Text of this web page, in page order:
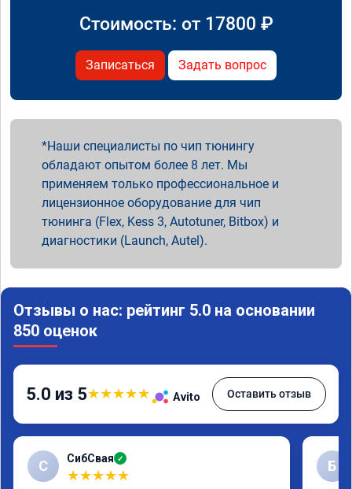
Стоимость: от 17800 ₽
Записаться Задать вопрос
Наши специалисты по чип тюнингу
обладают опытом более 8 лет. Мы
применяем только профессиональное и
лицензионное оборудование для чип
тюнинга (Flex, Kess 3, Autotuner, Bitbox) и
диагностики (Launch, Autel).
Отзывы о нас: рейтинг 5.0 на основании
850 оценок
5.0 из 5★★★★★ Avito Оставить отзыв
С СибСвая ✓
★★★★★
Б